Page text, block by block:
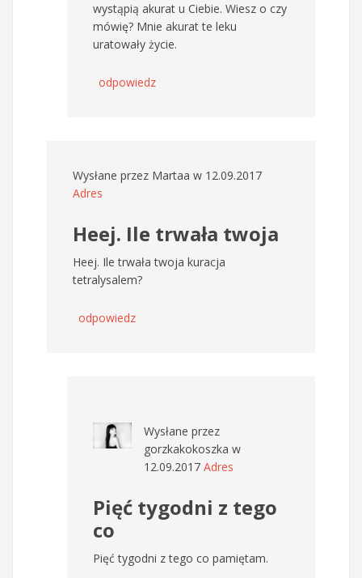
wystąpią akurat u Ciebie. Wiesz o czy
mówię? Mnie akurat te leku
uratowały życie.
odpowiedz
Wysłane przez Martaa w 12.09.2017
Adres
Heej. Ile trwała twoja
Heej. Ile trwała twoja kuracja
tetralysalem?
odpowiedz
Wysłane przez
gorzkakokoszka w
12.09.2017 Adres
Pięć tygodni z tego
co
Pięć tygodni z tego co pamiętam.